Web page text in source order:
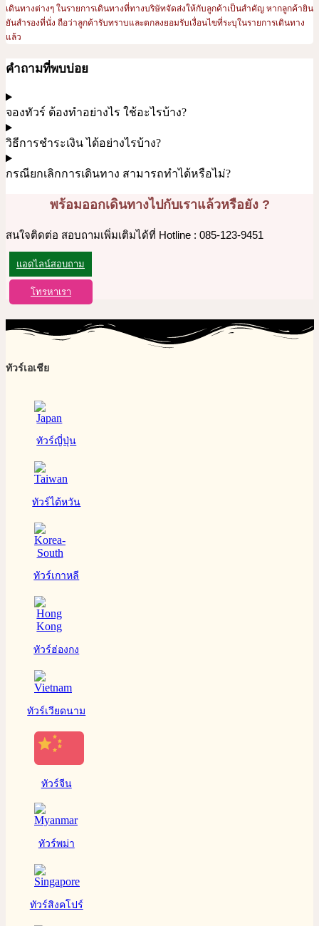
เดินทางต่างๆ ในรายการเดินทางที่ทางบริษัทจัดส่งให้กับลูกค้าเป็นสำคัญ หากลูกค้ายิน
ยันสำรองที่นั่ง ถือว่าลูกค้ารับทราบและตกลงยอมรับเงื่อนไขที่ระบุในรายการเดินทาง
แล้ว
คำถามที่พบบ่อย
จองทัวร์ ต้องทำอย่างไร ใช้อะไรบ้าง?
วิธีการชำระเงิน ได้อย่างไรบ้าง?
กรณียกเลิกการเดินทาง สามารถทำได้หรือไม่?
พร้อมออกเดินทางไปกับเราแล้วหรือยัง ?
สนใจติดต่อ สอบถามเพิ่มเติมได้ที่ Hotline : 085-123-9451
แอดไลน์สอบถาม
โทรหาเรา
ทัวร์เอเชีย
ทัวร์ญี่ปุ่น
ทัวร์ไต้หวัน
ทัวร์เกาหลี
ทัวร์ฮ่องกง
ทัวร์เวียดนาม
ทัวร์จีน
ทัวร์พม่า
ทัวร์สิงคโปร์